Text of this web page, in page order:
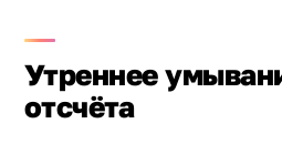
Утреннее
отсчёта